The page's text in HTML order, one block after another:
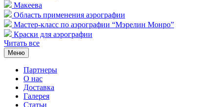
Макеева
Область применения аэрографии
Мастер-класс по аэрографии “Мэрелин Монро”
Краски для аэрографии
Читать все
Меню
Партнеры
О нас
Доставка
Галерея
Статьи